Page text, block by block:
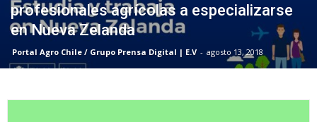
profesionales agrícolas a especializarse
en Nueva Zelanda
Portal Agro Chile / Grupo Prensa Digital | E.V - agosto 13, 2018